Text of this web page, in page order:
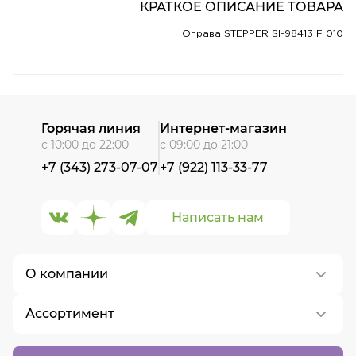
КРАТКОЕ ОПИСАНИЕ ТОВАРА
Оправа STEPPER SI-98413 F 010
О компании
О нас
Контакты
Ассортимент
Написать нам
Горячая линия
с 10:00 до 22:00
+7 (343) 273-07-07
Интернет-магазин
с 09:00 до 21:00
+7 (922) 113-33-77